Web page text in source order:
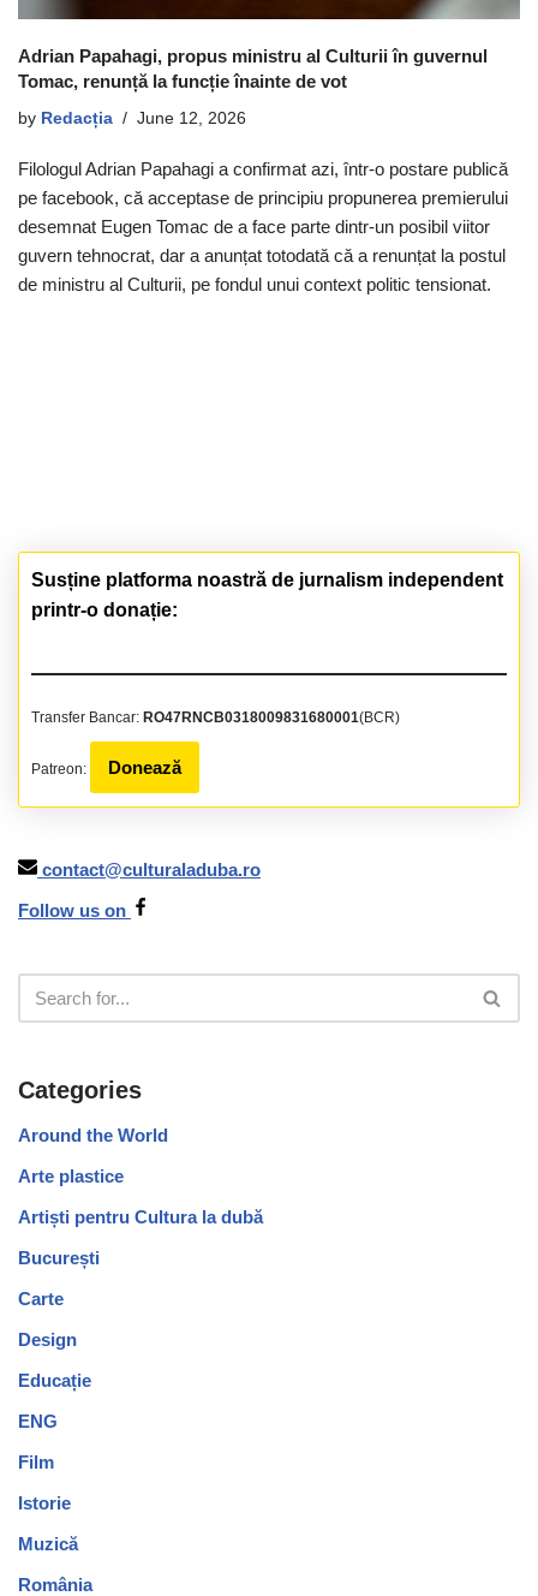
Adrian Papahagi, propus ministru al Culturii în guvernul
Tomac, renunță la funcție înainte de vot
by Redacția June 12, 2026
Filologul Adrian Papahagi a confirmat azi, într-o postare publică
pe facebook, că acceptase de principiu propunerea premierului
desemnat Eugen Tomac de a face parte dintr-un posibil viitor
guvern tehnocrat, dar a anunțat totodată că a renunțat la postul
de ministru al Culturii, pe fondul unui context politic tensionat.
Susține platforma noastră de jurnalism independent
printr-o donație:
Transfer Bancar: RO47RNCB0318009831680001(BCR)
Patreon: Donează
contact@culturaladuba.ro
Follow us on
Categories
Around the World
Arte plastice
Artiști pentru Cultura la dubă
București
Carte
Design
Educație
ENG
Film
Istorie
Muzică
România